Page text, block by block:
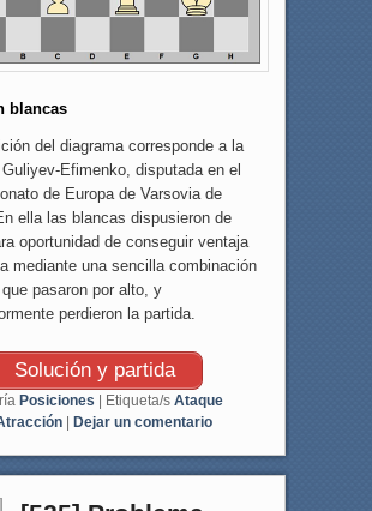
blancas
del diagrama corresponde a la
Efimenko, disputada en el
de Europa de Varsovia de
ella las blancas dispusieron de
oportunidad de conseguir ventaja
mediante una sencilla combinación
pasaron por alto, y
perdieron la partida.
Solución y partida
Posiciones Etiqueta/s Ataque
Dejar un comentario